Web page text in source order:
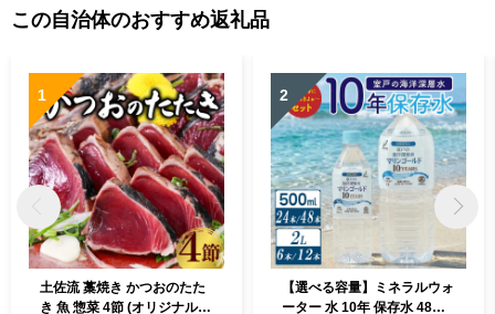
ふるさと納税 ふるさと納税
鯖 送料無料 宮城県 塩竈市 三
この自治体のおすすめ返礼品
1
土佐流 藁焼き かつおのたた
き 魚 惣菜 4節 (オリジナルた
2
【選べる容量】ミネラルウォ
ーター 水 10年 保存水 48本